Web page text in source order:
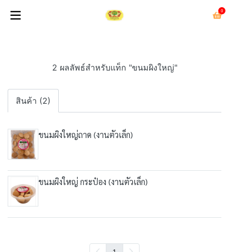
0
2 ผลลัพธ์สำหรับแท็ก "ขนมผิงใหญ่"
สินค้า (2)
ขนมผิงใหญ่ถาด (งานตัวเล็ก)
ขนมผิงใหญ่ กระป๋อง (งานตัวเล็ก)